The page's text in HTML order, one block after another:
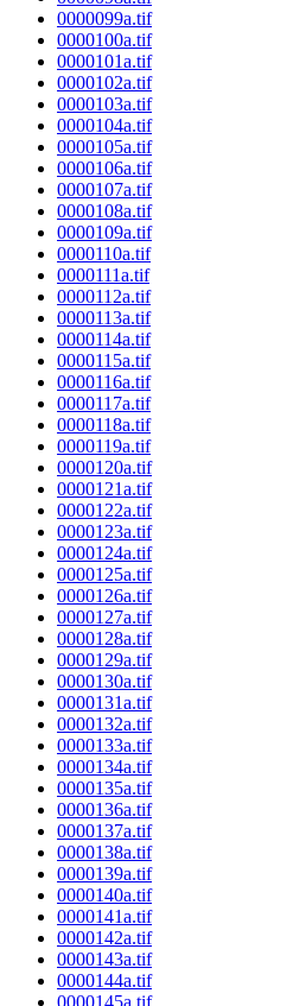
0000099a.tif
0000100a.tif
0000101a.tif
0000102a.tif
0000103a.tif
0000104a.tif
0000105a.tif
0000106a.tif
0000107a.tif
0000108a.tif
0000109a.tif
0000110a.tif
0000111a.tif
0000112a.tif
0000113a.tif
0000114a.tif
0000115a.tif
0000116a.tif
0000117a.tif
0000118a.tif
0000119a.tif
0000120a.tif
0000121a.tif
0000122a.tif
0000123a.tif
0000124a.tif
0000125a.tif
0000126a.tif
0000127a.tif
0000128a.tif
0000129a.tif
0000130a.tif
0000131a.tif
0000132a.tif
0000133a.tif
0000134a.tif
0000135a.tif
0000136a.tif
0000137a.tif
0000138a.tif
0000139a.tif
0000140a.tif
0000141a.tif
0000142a.tif
0000143a.tif
0000144a.tif